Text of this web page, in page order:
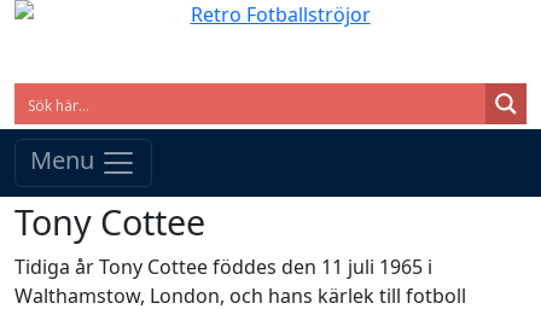
Menu
Tony Cottee
Tidiga år Tony Cottee föddes den 11 juli 1965 i
Walthamstow, London, och hans kärlek till fotboll